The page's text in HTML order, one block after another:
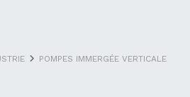
POMPES IMMERGÉE VERTICALE